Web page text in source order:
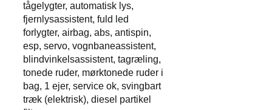
tågelygter, automatisk lys,
fjernlysassistent, fuld led
forlygter, airbag, abs, antispin,
esp, servo, vognbaneassistent,
blindvinkelsassistent, tagræling,
tonede ruder, mørktonede ruder i
bag, 1 ejer, service ok, svingbart
træk (elektrisk), diesel partikel